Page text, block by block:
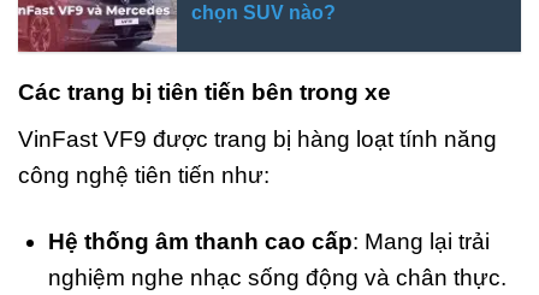
chọn SUV nào?
Các trang bị tiên tiến bên trong xe
VinFast VF9 được trang bị hàng loạt tính năng
công nghệ tiên tiến như:
Hệ thống âm thanh cao cấp: Mang lại trải
nghiệm nghe nhạc sống động và chân thực.